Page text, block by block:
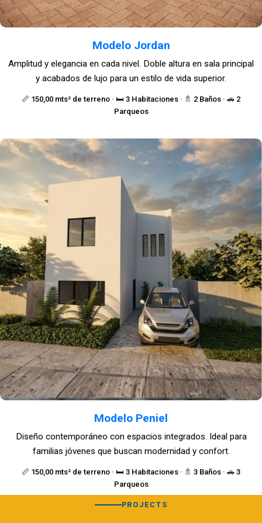
Modelo Jordan
📏 150,00 mts² de terreno · 🛏️ 3 Habitaciones · 🚿 2 Baños · 🚗 2
Parqueos
Amplitud y elegancia en cada nivel. Doble altura en sala principal
y acabados de lujo para un estilo de vida superior.
Modelo Peniel
📏 150,00 mts² de terreno · 🛏️ 3 Habitaciones · 🚿 3 Baños · 🚗 3
Parqueos
Diseño contemporáneo con espacios integrados. Ideal para
familias jóvenes que buscan modernidad y confort.
PROJECTS